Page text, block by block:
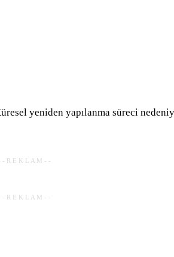
yeniden yapılanma süreci